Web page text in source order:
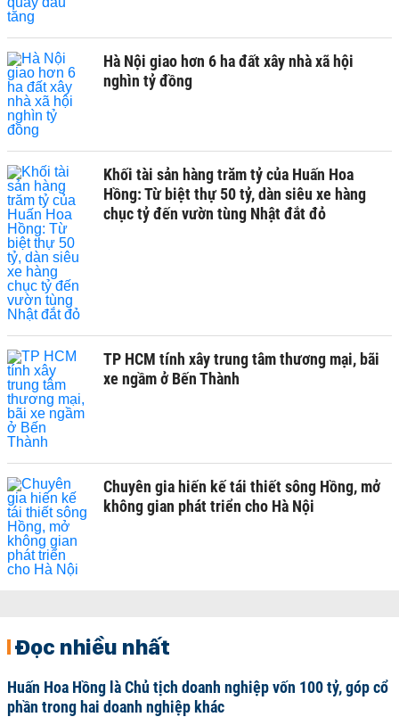
Hà Nội giao hơn 6 ha đất xây nhà xã hội
nghìn tỷ đồng
Khối tài sản hàng trăm tỷ của Huấn Hoa
Hồng: Từ biệt thự 50 tỷ, dàn siêu xe hàng
chục tỷ đến vườn tùng Nhật đắt đỏ
TP HCM tính xây trung tâm thương mại, bãi
xe ngầm ở Bến Thành
Chuyên gia hiến kế tái thiết sông Hồng, mở
không gian phát triển cho Hà Nội
Đọc nhiều nhất
Huấn Hoa Hồng là Chủ tịch doanh nghiệp vốn 100 tỷ, góp cổ
phần trong hai doanh nghiệp khác